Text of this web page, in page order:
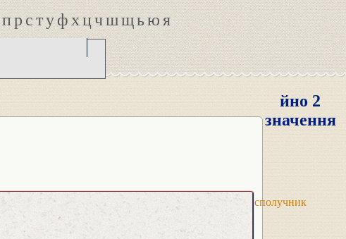
прстуфхцчшщьюя
йно 2
значення
сполучник